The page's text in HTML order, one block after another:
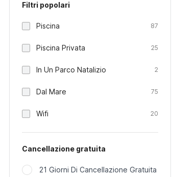
Filtri popolari
Piscina 87
Piscina Privata 25
In Un Parco Natalizio 2
Dal Mare 75
Wifi 20
Cancellazione gratuita
21 Giorni Di Cancellazione Gratuita